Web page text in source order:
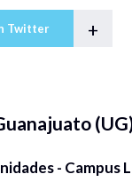
Twitter +
- Campus